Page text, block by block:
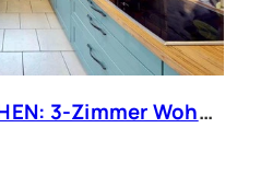
BEREIT ZUM EINZIEHEN: 3-Zimmer Wohnung mit Balkon und Tiefgarage